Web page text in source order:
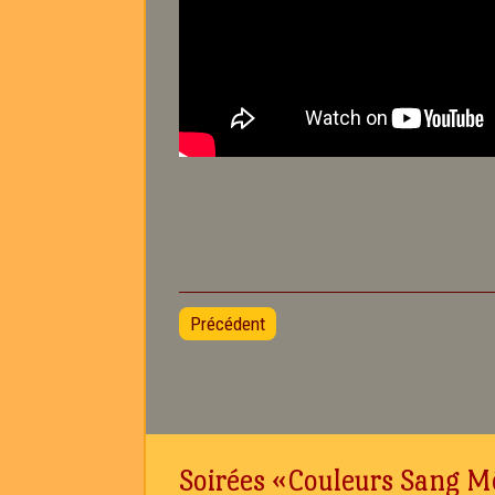
Précédent
Soirées «Couleurs Sang